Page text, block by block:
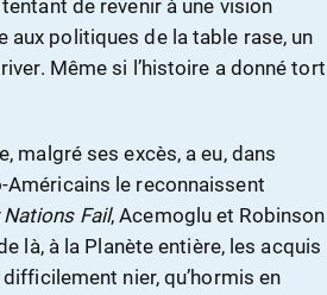
de revenir à une vision
aux politiques de la table rase, un
Même si l’histoire a donné tort
malgré ses excès, a eu, dans
Américains le reconnaissent
Nations Fail, Acemoglu et Robinson
là, à la Planète entière, les acquis
nier, qu’hormis en